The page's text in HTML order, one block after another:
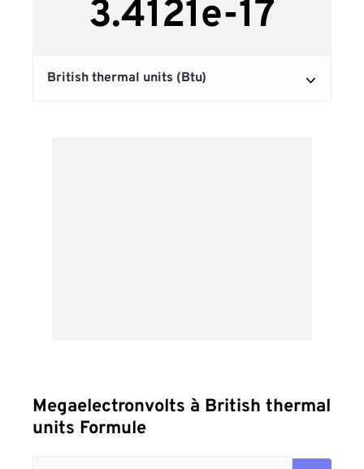
Megaelectronvolts à British thermal
units Formule